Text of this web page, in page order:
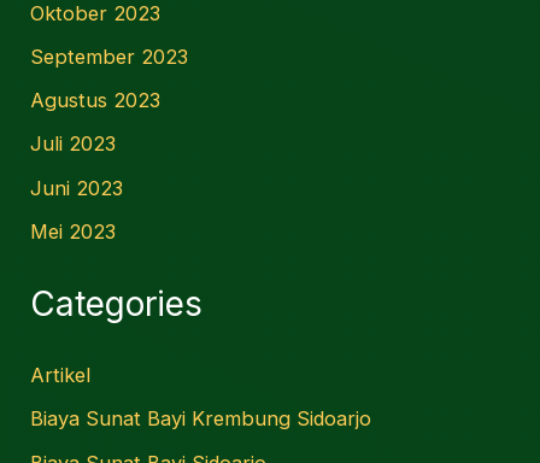
Oktober 2023
September 2023
Agustus 2023
Juli 2023
Juni 2023
Mei 2023
Categories
Artikel
Biaya Sunat Bayi Krembung Sidoarjo